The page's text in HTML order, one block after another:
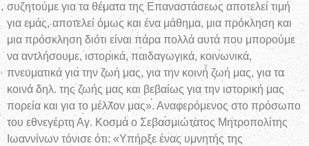
συζητούμε για τα θέματα της Επαναστάσεως αποτελεί τιμή
για εμάς, αποτελεί όμως και ένα μάθημα, μια πρόκληση και
μια πρόσκληση διότι είναι πάρα πολλά αυτά που μπορούμε
να αντλήσουμε, ιστορικά, παιδαγωγικά, κοινωνικά,
πνευματικά για την ζωή μας, για την κοινή ζωή μας, για τα
κοινά δηλ. της ζωής μας και βεβαίως για την ιστορική μας
πορεία και για το μέλλον μας». Αναφερόμενος στο πρόσωπο
του εθνεγέρτη Αγ. Κοσμά ο Σεβασμιώτατος Μητροπολίτης
Ιωαννίνων τόνισε ότι: «Υπήρξε ένας υμνητής της